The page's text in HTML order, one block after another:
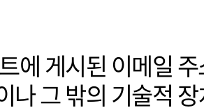
에 게시된 이메일
나 그 밖의 기술적